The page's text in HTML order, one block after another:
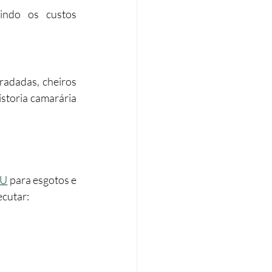
os custos
cheiros
camarária
para esgotos e